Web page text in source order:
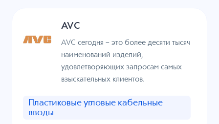
AVC
AVC сегодня – это более десяти тысяч
наименований изделий,
удовлетворяющих запросам самых
взыскательных клиентов.
Пластиковые угловые кабельные
вводы